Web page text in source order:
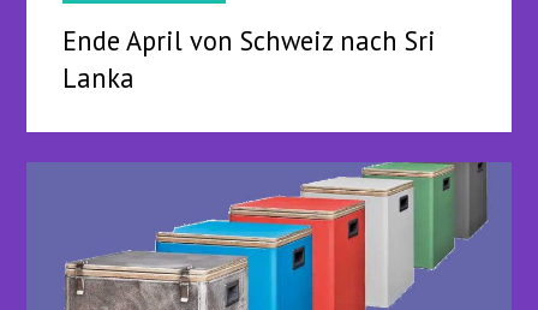
Ende April von Schweiz nach Sri
Lanka